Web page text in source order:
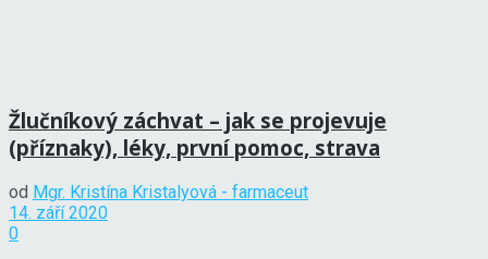
Žlučníkový záchvat – jak se projevuje
(příznaky), léky, první pomoc, strava
od Mgr. Kristína Kristalyová - farmaceut
14. září 2020
0